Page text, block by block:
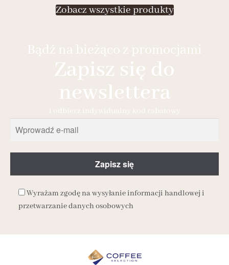
Zobacz wszystkie produkty
Bądź na bieżąco z promocjami
Zapisz się do
newslettera
i odbierz indywidualny kod rabatowy
Wyrażam zgodę na wysyłanie informacji handlowej i
przetwarzanie danych osobowych